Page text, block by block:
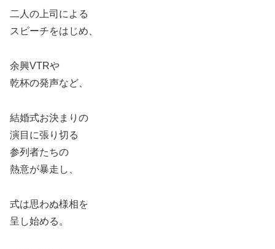
二人の上司による
スピーチをはじめ、
余興VTRや
乾杯の発声など、
結婚式お決まりの
演目に張り切る
参列者たちの
熱意が暴走し、
式は思わぬ様相を
呈し始める。